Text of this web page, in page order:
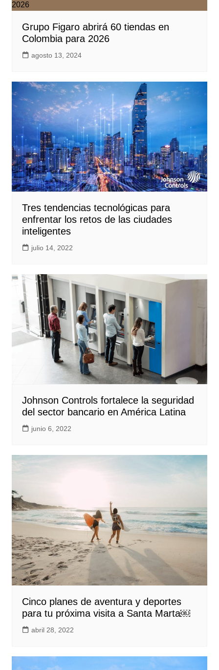
Grupo Figaro abrirá 60 tiendas en
Colombia para 2026
agosto 13, 2024
Tres tendencias tecnológicas para
enfrentar los retos de las ciudades
inteligentes
julio 14, 2022
Johnson Controls fortalece la seguridad
del sector bancario en América Latina
junio 6, 2022
Cinco planes de aventura y deportes
para tu próxima visita a Santa Marta￼
abril 28, 2022